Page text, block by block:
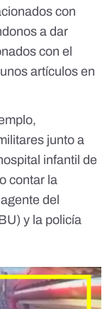
con
a dar
con el
artículos en
junto a
infantil de
contar la
del
y la policía